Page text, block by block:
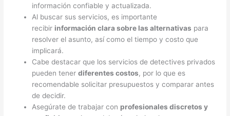
información confiable y actualizada.
Al buscar sus servicios, es importante
recibir información clara sobre las alternativas para
resolver el asunto, así como el tiempo y costo que
implicará.
Cabe destacar que los servicios de detectives privados
pueden tenerdiferentes costos, por lo que es
recomendable solicitar presupuestos y comparar antes
de decidir.
Asegúrate de trabajar con profesionales discretos y